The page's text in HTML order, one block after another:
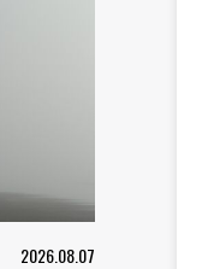
2026.08.07